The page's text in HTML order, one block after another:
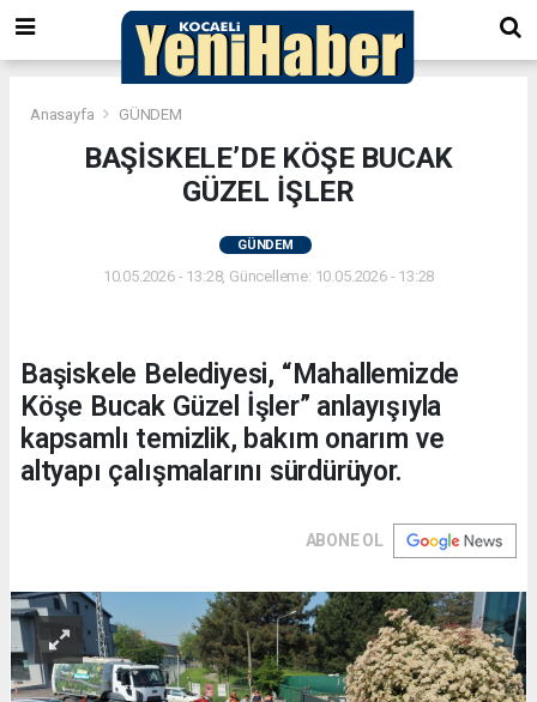
Anasayfa GÜNDEM
BAŞİSKELE’DE KÖŞE BUCAK
GÜZEL İŞLER
GÜNDEM
10.05.2026 - 13:28, Güncelleme: 10.05.2026 - 13:28
Başiskele Belediyesi, “Mahallemizde
Köşe Bucak Güzel İşler” anlayışıyla
kapsamlı temizlik, bakım onarım ve
altyapı çalışmalarını sürdürüyor.
ABONE OL